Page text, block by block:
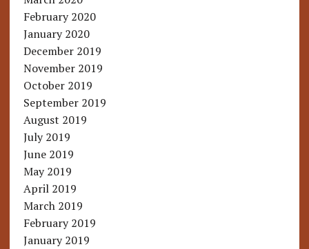
February 2020
January 2020
December 2019
November 2019
October 2019
September 2019
August 2019
July 2019
June 2019
May 2019
April 2019
March 2019
February 2019
January 2019